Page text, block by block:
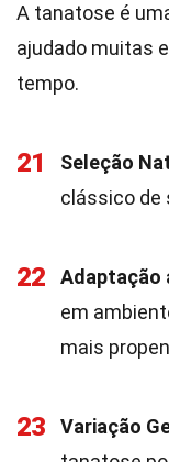
A tanatose é
ajudado muitas
tempo.
21 Seleção
clássico de
22 Adaptação
em
mais
23 Variação